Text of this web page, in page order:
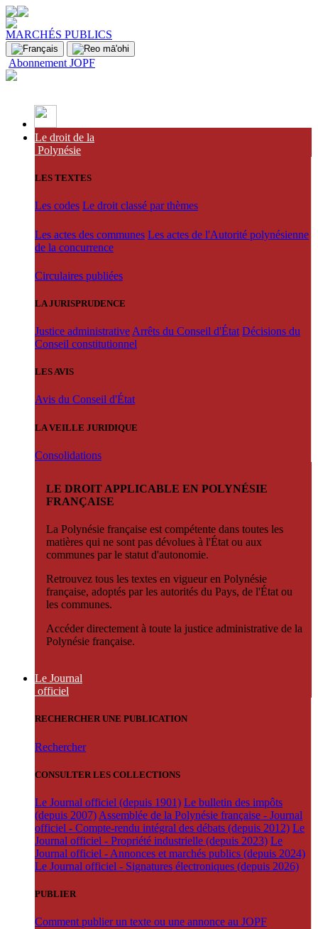
MARCHÉS PUBLICS
Abonnement JOPF
Le droit de la
Polynésie
LES TEXTES
Les codes Le droit classé par thèmes
Les actes des communes Les actes de l'Autorité polynésienne
de la concurrence
Circulaires publiées
LA JURISPRUDENCE
Justice administrative Arrêts du Conseil d'État Décisions du
Conseil constitutionnel
LES AVIS
Avis du Conseil d'État
LA VEILLE JURIDIQUE
Consolidations
LE DROIT APPLICABLE EN POLYNÉSIE
FRANÇAISE
La Polynésie française est compétente dans toutes les
matières qui ne sont pas dévolues à l'État ou aux
communes par le statut d'autonomie.
Retrouvez tous les textes en vigueur en Polynésie
française, adoptés par les autorités du Pays, de l'État ou
les communes.
Accéder directement à toute la justice administrative de la
Polynésie française.
Le Journal
officiel
RECHERCHER UNE PUBLICATION
Rechercher
CONSULTER LES COLLECTIONS
Le Journal officiel (depuis 1901) Le bulletin des impôts
(depuis 2007) Assemblée de la Polynésie française - Journal
officiel - Compte-rendu intégral des débats (depuis 2012) Le
Journal officiel - Propriété industrielle (depuis 2023) Le
Journal officiel - Annonces et marchés publics (depuis 2024)
Le Journal officiel - Signatures électroniques (depuis 2026)
PUBLIER
Comment publier un texte ou une annonce au JOPF